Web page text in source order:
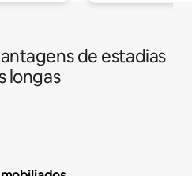
de estadias
longas